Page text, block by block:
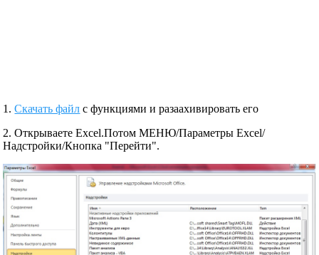
1.Скачать файл с функциями и разаахивировать его
2. Открываете Excel.Потом МЕНЮ/Параметры Excel/
Надстройки/Кнопка "Перейти".